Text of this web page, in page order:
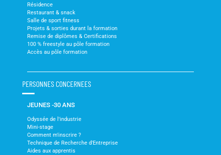
Résidence
Restaurant & snack
Salle de sport fitness
Projets & sorties durant la formation
Remise de diplômes & Certifications
100 % freestyle au pôle formation
Accès au pôle formation
PERSONNES CONCERNEES
JEUNES -30 ANS
Odyssée de l'industrie
Mini-stage
Comment m'inscrire ?
Technique de Recherche d'Entreprise
Aides aux apprentis